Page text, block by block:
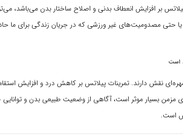
بر افزایش انعطاف بدنی و اصلاح ساختار بدن می‌باشد،
حتی مصدومیت‌های غیر ورزشی که در جریان زندگی برای ما
است
نقش دارند. تمرینات پیلاتس بر کاهش درد و افزایش
مزمن بسیار موثر است، آگاهی از وضعیت طبیعی بدن و
است.